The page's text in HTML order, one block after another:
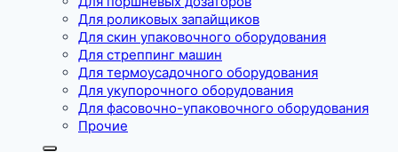
Для роликовых запайщиков
Для скин упаковочного оборудования
Для стреппинг машин
Для термоусадочного оборудования
Для укупорочного оборудования
Для фасовочно-упаковочного оборудования
Прочие